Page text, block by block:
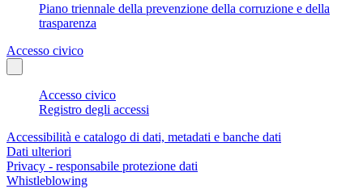
Piano triennale della prevenzione della corruzione e della
trasparenza
Accesso civico
Accesso civico
Registro degli accessi
Accessibilità e catalogo di dati, metadati e banche dati
Dati ulteriori
Privacy - responsabile protezione dati
Whistleblowing